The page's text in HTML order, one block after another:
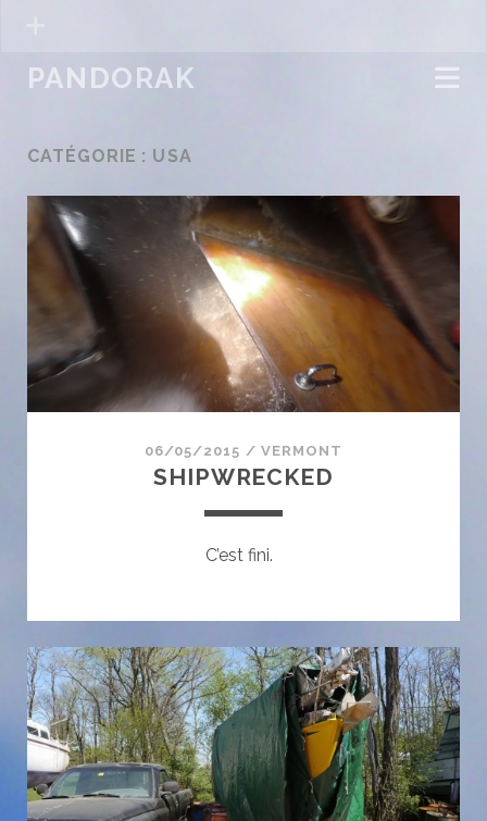
PANDORAK
CATÉGORIE : USA
06/05/2015 / VERMONT
SHIPWRECKED
C’est fini.